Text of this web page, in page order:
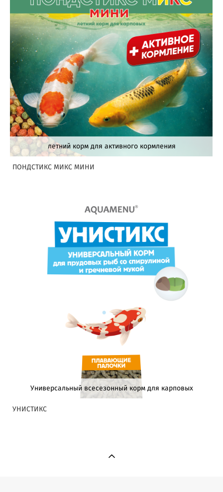
летний корм для активного кормления
ПОНДСТИКС МИКС МИНИ
Универсальный всесезонный корм для карповых
УНИСТИКС